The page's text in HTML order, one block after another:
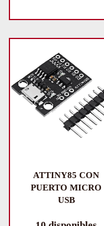
ATTINY85 CON
PUERTO MICRO
USB